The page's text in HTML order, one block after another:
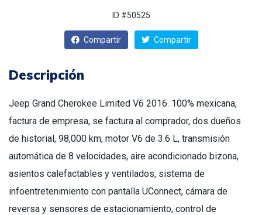
ID #50525
Compartir Compartir
Descripción
Jeep Grand Cherokee Limited V6 2016. 100% mexicana,
factura de empresa, se factura al comprador, dos dueños
de historial, 98,000 km, motor V6 de 3.6 L, transmisión
automática de 8 velocidades, aire acondicionado bizona,
asientos calefactables y ventilados, sistema de
infoentretenimiento con pantalla UConnect, cámara de
reversa y sensores de estacionamiento, control de